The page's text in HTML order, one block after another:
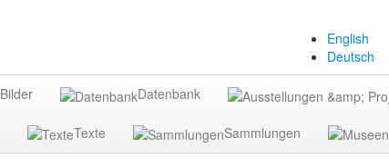
English
Deutsch
Bilder Datenbank
Texte Sammlungen